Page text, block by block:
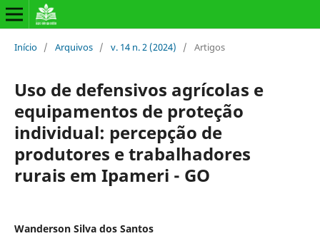
Início / Arquivos / v. 14 n. 2 (2024) / Artigos
Uso de defensivos agrícolas e
equipamentos de proteção
individual: percepção de
produtores e trabalhadores
rurais em Ipameri - GO
Wanderson Silva dos Santos